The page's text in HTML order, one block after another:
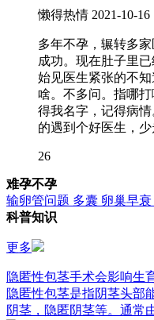
懒得热情 2021-10-16
多年不孕，辗转多
成功。现在肚子里
始见医生紧张的不
啥。不多问。指哪
得我名字，记得病
的遇到个好医生，
26
难孕不孕
输卵管问题 多囊 卵巢早衰
科普知识
更多
隐匿性包茎手术会影响生
隐匿性包茎是指阴茎头部
阴茎，隐匿阴茎等。通常